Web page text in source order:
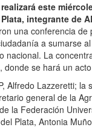
este
integrante de
una conferencia
a sumarse
La
donde se hará un
Alfredo Lazzeretti; la
general de la
la Federación
Plata, Antonia